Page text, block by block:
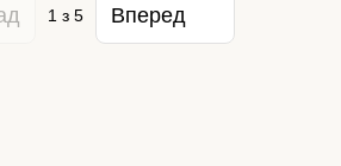
1з 5 Вперед